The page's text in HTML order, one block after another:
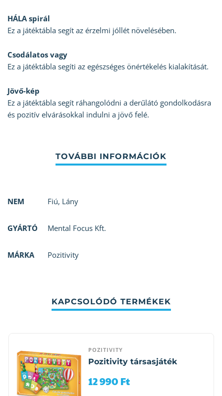
HÁLA spirál
Ez a játéktábla segít az érzelmi jóllét növelésében.
Csodálatos vagy
Ez a játéktábla segíti az egészséges önértékelés kialakítását.
Jövő-kép
Ez a játéktábla segít ráhangolódni a derűlátó gondolkodásra
és pozitív elvárásokkal indulni a jövő felé.
NEM Fiú, Lány
GYÁRTÓ Mental Focus Kft.
MÁRKA Pozitivity
KAPCSOLÓDÓ TERMÉKEK
POZITIVITY
Pozitivity társasjáték
12 990 Ft